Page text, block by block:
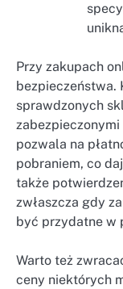
Przy zakupach
bezpieczeństwa.
sprawdzonych
pozwala na
pobraniem, co
także
zwłaszcza gdy
być przydatne w
Warto też
ceny niektórych